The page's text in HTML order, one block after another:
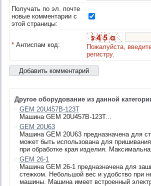
Получать по эл. почте
новые комментарии с
этой страницы:
* Антиспам код:
Пожалуйста,
регистру.
Другое оборудование из данной
GEM 20U457B-123T
Машина GEM 20U457B-123T...
GEM 20U63
Машина GEM 20U63 предназначена для
может быть использована для
при обработке края изделия.
GEM 26-1
Машина GEM 26-1 предназначена для
стежком. Небольшой вес и удобство при
машины. Машина имеет встроенный